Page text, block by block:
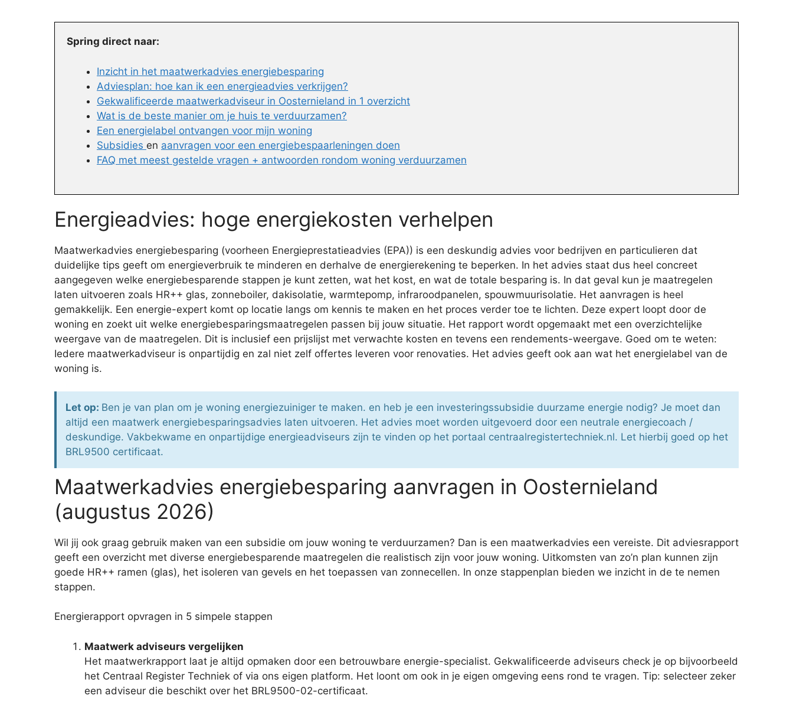
Spring direct naar:
Inzicht in het maatwerkadvies energiebesparing
Adviesplan: hoe kan ik een energieadvies verkrijgen?
Gekwalificeerde maatwerkadviseur in Oosternieland in 1 overzicht
Wat is de beste manier om je huis te verduurzamen?
Een energielabel ontvangen voor mijn woning
Subsidies en aanvragen voor een energiebespaarleningen doen
FAQ met meest gestelde vragen + antwoorden rondom woning verduurzamen
Energieadvies: hoge energiekosten verhelpen
Maatwerkadvies energiebesparing (voorheen Energieprestatieadvies (EPA)) is een deskundig advies voor bedrijven en particulieren dat
duidelijke tips geeft om energieverbruik te minderen en derhalve de energierekening te beperken. In het advies staat dus heel concreet
aangegeven welke energiebesparende stappen je kunt zetten, wat het kost, en wat de totale besparing is. In dat geval kun je maatregelen
laten uitvoeren zoals HR++ glas, zonneboiler, dakisolatie, warmtepomp, infraroodpanelen, spouwmuurisolatie. Het aanvragen is heel
gemakkelijk. Een energie-expert komt op locatie langs om kennis te maken en het proces verder toe te lichten. Deze expert loopt door de
woning en zoekt uit welke energiebesparingsmaatregelen passen bij jouw situatie. Het rapport wordt opgemaakt met een overzichtelijke
weergave van de maatregelen. Dit is inclusief een prijslijst met verwachte kosten en tevens een rendements-weergave. Goed om te weten:
Iedere maatwerkadviseur is onpartijdig en zal niet zelf offertes leveren voor renovaties. Het advies geeft ook aan wat het energielabel van de
woning is.
Let op: Ben je van plan om je woning energiezuiniger te maken. en heb je een investeringssubsidie duurzame energie nodig? Je moet dan
altijd een maatwerk energiebesparingsadvies laten uitvoeren. Het advies moet worden uitgevoerd door een neutrale energiecoach /
deskundige. Vakbekwame en onpartijdige energieadviseurs zijn te vinden op het portaal centraalregistertechniek.nl. Let hierbij goed op het
BRL9500 certificaat.
Maatwerkadvies energiebesparing aanvragen in Oosternieland
(augustus 2026)
Wil jij ook graag gebruik maken van een subsidie om jouw woning te verduurzamen? Dan is een maatwerkadvies een vereiste. Dit adviesrapport
geeft een overzicht met diverse energiebesparende maatregelen die realistisch zijn voor jouw woning. Uitkomsten van zo’n plan kunnen zijn
goede HR++ ramen (glas), het isoleren van gevels en het toepassen van zonnecellen. In onze stappenplan bieden we inzicht in de te nemen
stappen.
Energierapport opvragen in 5 simpele stappen
Maatwerk adviseurs vergelijken
Het maatwerkrapport laat je altijd opmaken door een betrouwbare energie-specialist. Gekwalificeerde adviseurs check je op bijvoorbeeld
het Centraal Register Techniek of via ons eigen platform. Het loont om ook in je eigen omgeving eens rond te vragen. Tip: selecteer zeker
een adviseur die beschikt over het BRL9500-02-certificaat.